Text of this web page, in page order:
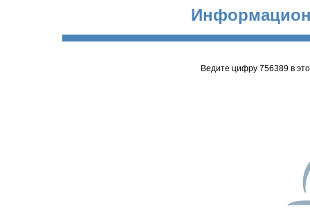
Ведите цифру 756389 в